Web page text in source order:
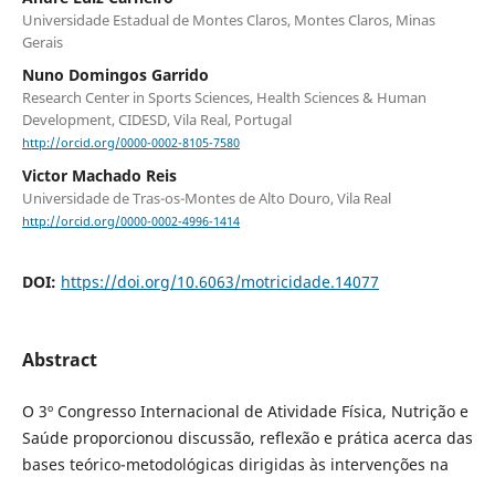
Universidade Estadual de Montes Claros, Montes Claros, Minas
Gerais
Nuno Domingos Garrido
Research Center in Sports Sciences, Health Sciences & Human
Development, CIDESD, Vila Real, Portugal
http://orcid.org/0000-0002-8105-7580
Victor Machado Reis
Universidade de Tras-os-Montes de Alto Douro, Vila Real
http://orcid.org/0000-0002-4996-1414
DOI: https://doi.org/10.6063/motricidade.14077
Abstract
O 3º Congresso Internacional de Atividade Física, Nutrição e
Saúde proporcionou discussão, reflexão e prática acerca das
bases teórico-metodológicas dirigidas às intervenções na